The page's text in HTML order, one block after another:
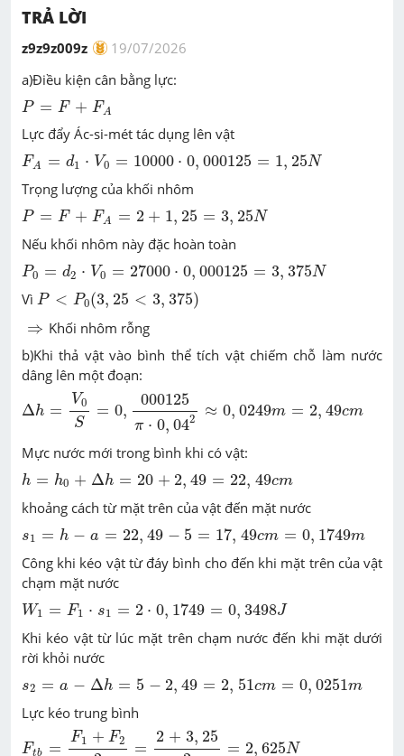
TRẢ LỜI
z9z9z009z
19/07/2026
a)Điều kiện cân bằng lực:
P = F + FA
P= F+ FA
Lực đẩy Ác-si-mét tác dụng lên vật
FA = d1 ⋅ V0 = 10000 ⋅ 0, 000125 = 1, 25N
FA d1 ⋅V =10000⋅0,000125=1,25 N
Trọng lượng của khối nhôm
P = F + FA = 2 + 1, 25 = 3, 25N
P= F+ FA = +1 25 =3 , 25 N
Nếu khối nhôm này đặc hoàn toàn
P0 = d2 ⋅ V0 = 27000 ⋅ 0, 000125 = 3, 375N
P0 =d 2⋅ 0=27000⋅0,000125=3,375 N
Vì P < P0(3, 25 < 3, 375)
P< P0 (3 ,25 <3 375)
⇒
⇒
Khối nhôm rỗng
b)Khi thả vật vào bình thể tích vật chiếm chỗ làm nước
dâng lên một đoạn:
Δh =
V0
S
= 0,
000125
π ⋅ 0, 042 ≈ 0, 0249m = 2, 49cm
S= 000125π⋅0,04
Mực nước mới trong bình khi có vật:
h = h0 + Δh = 20 + 2, 49 = 22, 49cm
h 0+ h =20 49 22, 49c
khoảng cách từ mặt trên của vật đến mặt nước
s1 = h − a = 22, 49 − 5 = 17, 49cm = 0, 1749m
s -a 22 -5= 17, c 0,1749m
Công khi kéo vật từ đáy bình cho đến khi mặt trên của vật
chạm mặt nước
W1 = F1 ⋅ s1 = 2 ⋅ 0, 1749 = 0, 3498J
W1 =F 1⋅s =2 0, 1749 =0,3498 J
Khi kéo vật từ lúc mặt trên chạm nước đến khi mặt dưới
rời khỏi nước
s2 = a − Δh = 5 − 2, 49 = 2, 51cm = 0, 0251m
s Δ 5- 2 = 51 m 0251 m
Lực kéo trung bình
Ftb =
F1 + F2 =
2 + 3, 25
= 2, 625N
+F 2 =2 25 = 2, 625